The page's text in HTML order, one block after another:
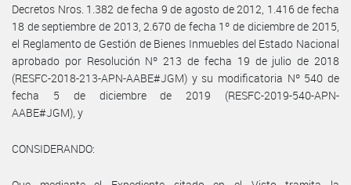
Decretos Nros. 1.382 de fecha 9 de agosto de 2012, 1.416 de fecha
18 de septiembre de 2013, 2.670 de fecha 1º de diciembre de 2015,
el Reglamento de Gestión de Bienes Inmuebles del Estado Nacional
aprobado por Resolución Nº 213 de fecha 19 de julio de 2018
(RESFC-2018-213-APN-AABE#JGM) y su modificatoria Nº 540 de
fecha 5 de diciembre de 2019 (RESFC-2019-540-APN-
AABE#JGM), y
CONSIDERANDO: